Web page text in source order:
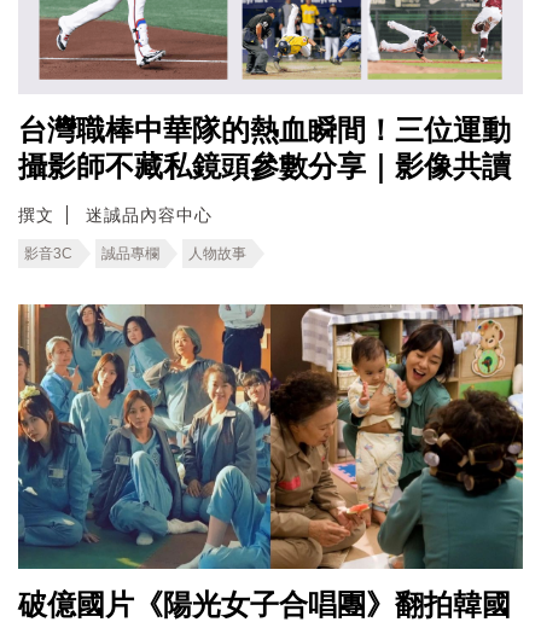
台灣職棒中華隊的熱血瞬間！三位運動
攝影師不藏私鏡頭參數分享｜影像共讀
撰文 迷誠品內容中心
影音3C 誠品專欄 人物故事
破億國片《陽光女子合唱團》翻拍韓國